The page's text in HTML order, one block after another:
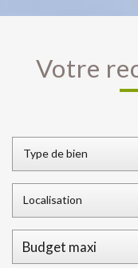
Votre
Type de bien
Localisation